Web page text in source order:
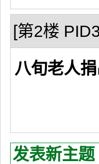
[第2楼
八旬老人
发表新主题